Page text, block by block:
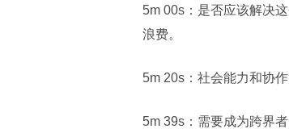
5m 00s：是否应该解决
浪费。
5m 20s：社会能力和协
5m 39s：需要成为跨界